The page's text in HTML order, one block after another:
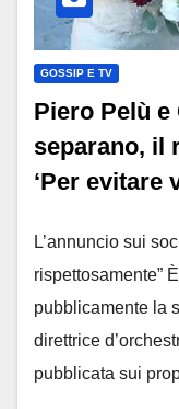
GOSSIP E TV
Piero Pelù e
separano, il
‘Per evitare
L’annuncio sui
rispettosamente”
pubblicamente la
direttrice
pubblicata sui